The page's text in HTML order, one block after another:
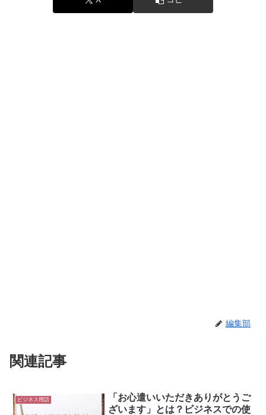
編集部
関連記事
ビジネス用語
「お心遣いいただきありがとうご
ざいます」とは？ビジネスでの使